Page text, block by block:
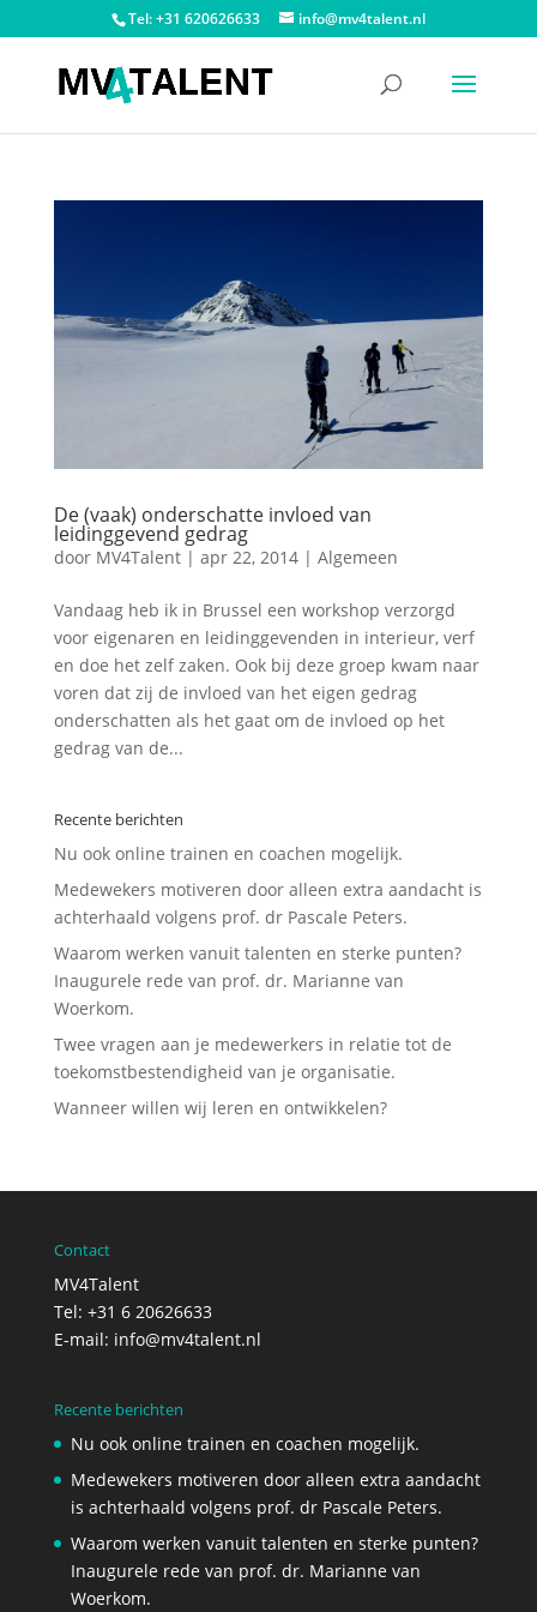
Tel: +31 620626633 info@mv4talent.nl
De (vaak) onderschatte invloed van
leidinggevend gedrag
door MV4Talent| apr 22, 2014| Algemeen
Vandaag heb ik in Brussel een workshop verzorgd
voor eigenaren en leidinggevenden in interieur, verf
en doe het zelf zaken. Ook bij deze groep kwam naar
voren dat zij de invloed van het eigen gedrag
onderschatten als het gaat om de invloed op het
gedrag van de...
Recente berichten
Nu ook online trainen en coachen mogelijk.
Medewekers motiveren door alleen extra aandacht is
achterhaald volgens prof. dr Pascale Peters.
Waarom werken vanuit talenten en sterke punten?
Inaugurele rede van prof. dr. Marianne van
Woerkom.
Twee vragen aan je medewerkers in relatie tot de
toekomstbestendigheid van je organisatie.
Wanneer willen wij leren en ontwikkelen?
Contact
MV4Talent
Tel: +31 6 20626633
E-mail: info@mv4talent.nl
Recente berichten
Nu ook online trainen en coachen mogelijk.
Medewekers motiveren door alleen extra aandacht
is achterhaald volgens prof. dr Pascale Peters.
Waarom werken vanuit talenten en sterke punten?
Inaugurele rede van prof. dr. Marianne van
Woerkom.